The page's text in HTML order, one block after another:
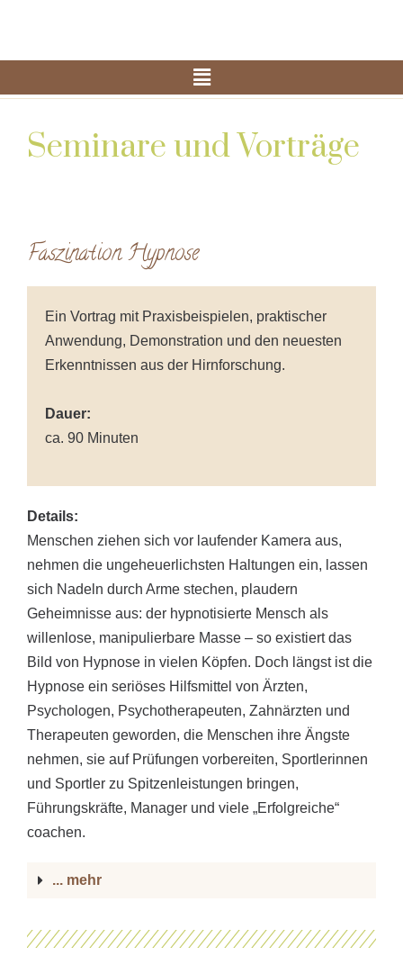
Seminare und Vorträge
Faszination Hypnose
Ein Vortrag mit Praxisbeispielen, praktischer
Anwendung, Demonstration und den neuesten
Erkenntnissen aus der Hirnforschung.
Dauer:
ca. 90 Minuten
Details:
Menschen ziehen sich vor laufender Kamera aus,
nehmen die ungeheuerlichsten Haltungen ein, lassen
sich Nadeln durch Arme stechen, plaudern
Geheimnisse aus: der hypnotisierte Mensch als
willenlose, manipulierbare Masse – so existiert das
Bild von Hypnose in vielen Köpfen. Doch längst ist die
Hypnose ein seriöses Hilfsmittel von Ärzten,
Psychologen, Psychotherapeuten, Zahnärzten und
Therapeuten geworden, die Menschen ihre Ängste
nehmen, sie auf Prüfungen vorbereiten, Sportlerinnen
und Sportler zu Spitzenleistungen bringen,
Führungskräfte, Manager und viele „Erfolgreiche“
coachen.
... mehr